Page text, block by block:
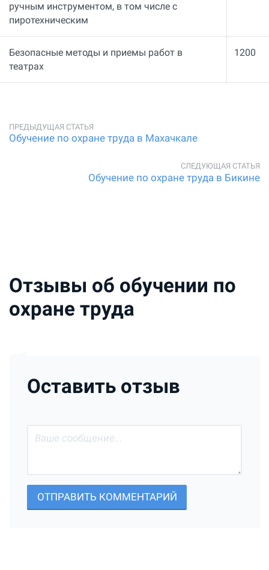
ручным инструментом, в том числе с
пиротехническим
Безопасные методы и приемы работ в
театрах
1200
Обучение по охране труда в Махачкале
Обучение по охране труда в Бикине
Отзывы об обучении по
охране труда
Оставить отзыв
ОТПРАВИТЬ КОММЕНТАРИЙ